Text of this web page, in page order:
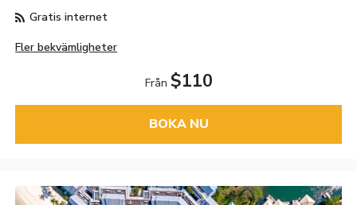
Gratis internet
Fler bekvämligheter
Från $110
BOKA NU